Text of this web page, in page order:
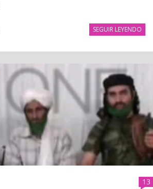
SEGUIR LEYENDO
13